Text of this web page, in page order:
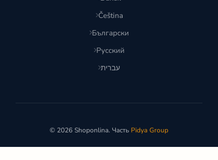
Čeština
Български
Русский
עברית
© 2026 Shoponlina. Часть Pidya Group